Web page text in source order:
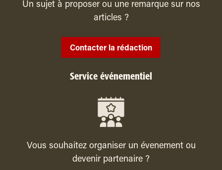
Un sujet à proposer ou une remarque sur nos
articles ?
Contacter la rédaction
Service événementiel
Vous souhaitez organiser un évenement ou
devenir partenaire ?